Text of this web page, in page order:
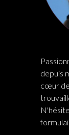
depuis
cœur